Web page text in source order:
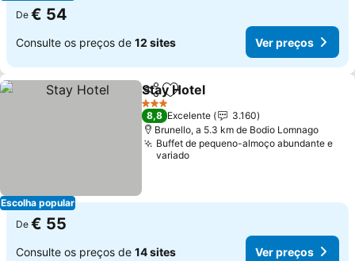
De € 54
Consulte os preços de 12 sites Ver preços
Escolha popular
PartilharAdicionar aos favoritos
Stay Hotel
3 Estrelas
8,8 Excelente
3.160
Brunello, a 5.3 km de Bodio Lomnago
Buffet de pequeno-almoço abundante e
variado
De € 55
Consulte os preços de 14 sites Ver preços